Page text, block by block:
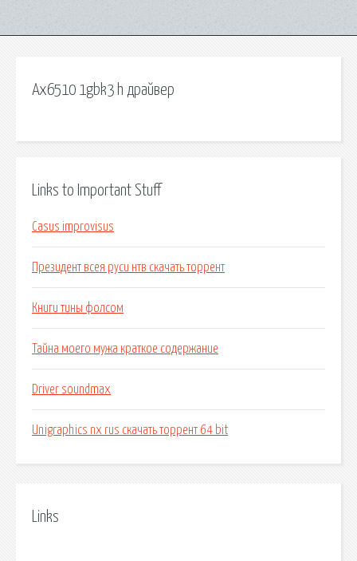
Ax6510 1gbk3 h драйвер
Links to Important Stuff
Casus improvisus
Президент всея руси нтв скачать торрент
Книги тины фолсом
Тайна моего мужа краткое содержание
Driver soundmax
Unigraphics nx rus скачать торрент 64 bit
Links